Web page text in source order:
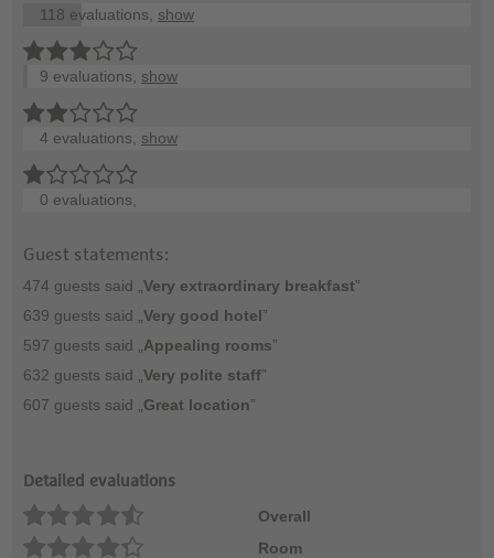
118 evaluations, show
9 evaluations, show
4 evaluations, show
0 evaluations,
Guest statements:
474 guests said „ Very extraordinary breakfast”
639 guests said „ Very good hotel”
597 guests said „ Appealing rooms”
632 guests said „ Very polite staff”
607 guests said „ Great location”
Detailed evaluations
Overall
Room